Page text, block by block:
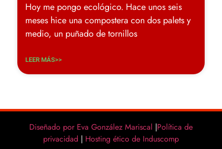
Hoy me pongo ecológico. Hace unos seis
meses hice una compostera con dos palets y
medio, un puñado de tornillos
LEER MÁS>>
Diseñado por Eva González Mariscal |Política de
privacidad | Hosting ético de Induscomp